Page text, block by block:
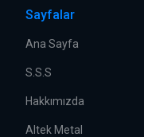
Sayfalar
Ana Sayfa
S.S.S
Hakkımızda
Altek Metal